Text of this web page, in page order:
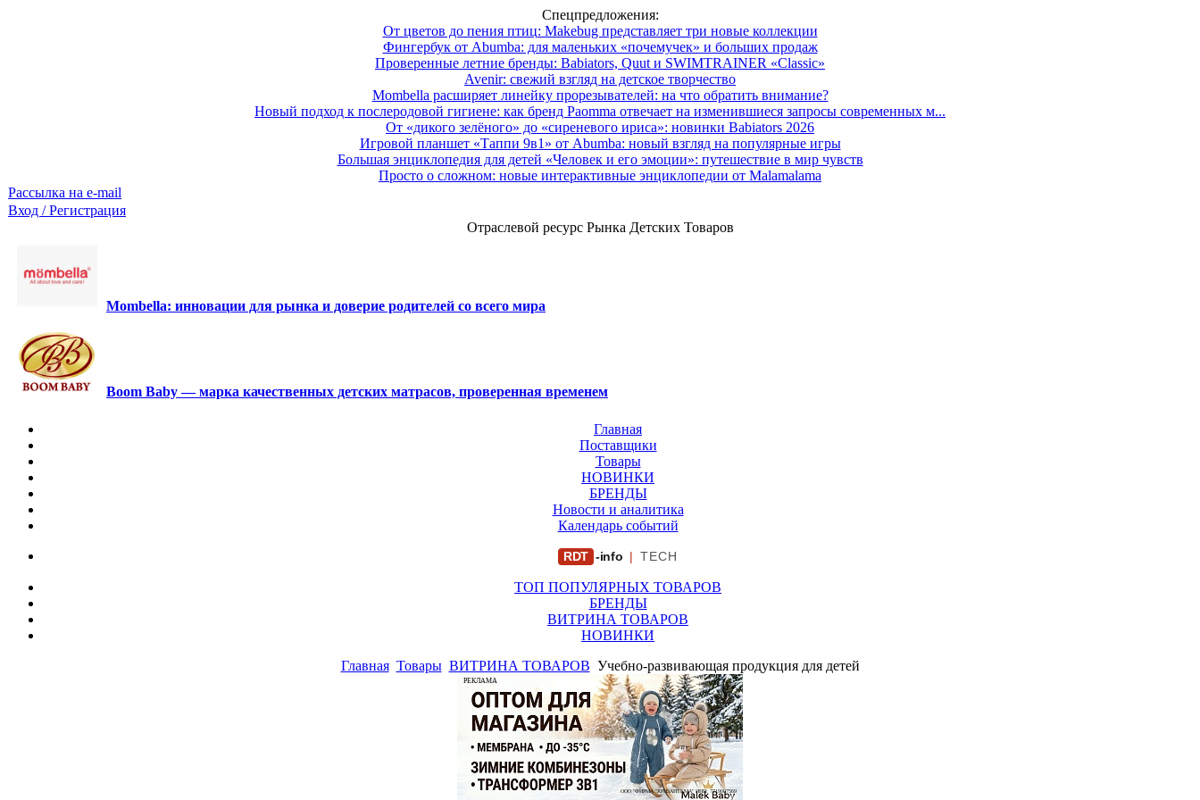
Спецпредложения:
От цветов до пения птиц: Makebug представляет три новые коллекции
Фингербук от Abumba: для маленьких «почемучек» и больших продаж
Проверенные летние бренды: Babiators, Quut и SWIMTRAINER «Classic»
Avenir: свежий взгляд на детское творчество
Mombella расширяет линейку прорезывателей: на что обратить внимание?
Новый подход к послеродовой гигиене: как бренд Paomma отвечает на изменившиеся запросы современных м...
От «дикого зелёного» до «сиреневого ириса»: новинки Babiators 2026
Игровой планшет «Таппи 9в1» от Abumba: новый взгляд на популярные игры
Большая энциклопедия для детей «Человек и его эмоции»: путешествие в мир чувств
Просто о сложном: новые интерактивные энциклопедии от Malamalama
Рассылка на e-mail
Вход / Регистрация
Отраслевой ресурс Рынка Детских Товаров
Mombella: инновации для рынка и доверие родителей со всего мира
Boom Baby — марка качественных детских матрасов, проверенная временем
Главная
Поставщики
Товары
НОВИНКИ
БРЕНДЫ
Новости и аналитика
Календарь событий
RDT -info | TECH
ТОП ПОПУЛЯРНЫХ ТОВАРОВ
БРЕНДЫ
ВИТРИНА ТОВАРОВ
НОВИНКИ
Главная Товары ВИТРИНА ТОВАРОВ Учебно-развивающая продукция для детей
РЕКЛАМА
ООО "ФИРМА "ХРИЗАНТЕМА" ИНН: 7719007569